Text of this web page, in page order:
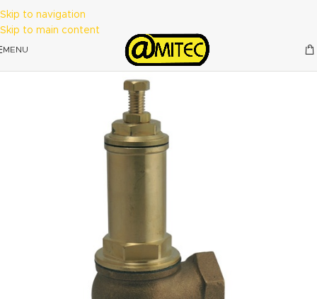
Skip to navigation
Skip to main content
MENU